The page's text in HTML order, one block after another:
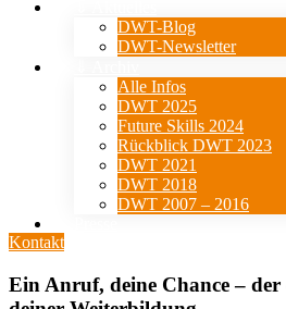
DWT-Blog
DWT-Newsletter
Alle Infos
DWT 2025
Future Skills 2024
Rückblick DWT 2023
DWT 2021
DWT 2018
DWT 2007 – 2016
Kontakt
Ein Anruf, deine Chance –